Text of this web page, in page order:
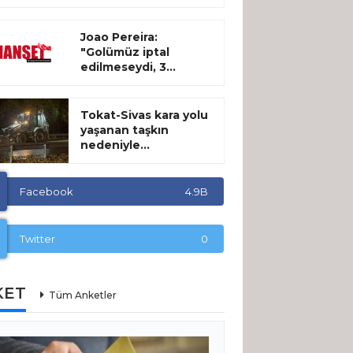
Joao Pereira:
"Golümüz iptal
edilmeseydi, 3...
Tokat-Sivas kara yolu
yaşanan taşkın
nedeniyle...
Facebook 4.9B
Twitter 0
Tüm Anketler